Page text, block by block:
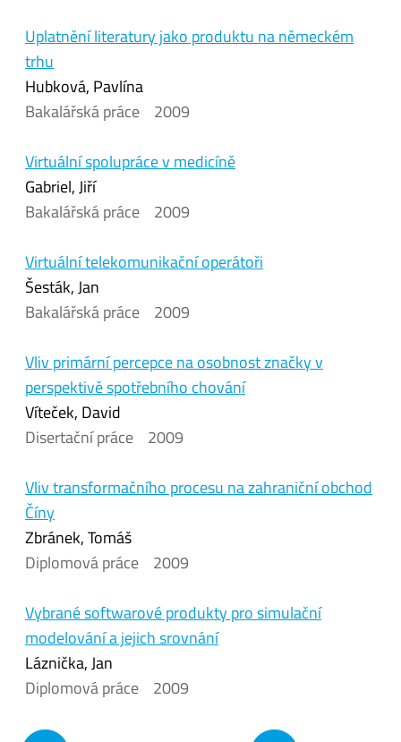
Uplatnění literatury jako produktu na německém
trhu
Hubková, Pavlína
Bakalářská práce
2009
Virtuální spolupráce v medicíně
Gabriel, Jiří
Bakalářská práce
2009
Virtuální telekomunikační operátoři
Šesták, Jan
Bakalářská práce
2009
Vliv primární percepce na osobnost značky v
perspektivě spotřebního chování
Víteček, David
Disertační práce
2009
Vliv transformačního procesu na zahraniční obchod
Číny
Zbránek, Tomáš
Diplomová práce
2009
Vybrané softwarové produkty pro simulační
modelování a jejich srovnání
Láznička, Jan
Diplomová práce
2009